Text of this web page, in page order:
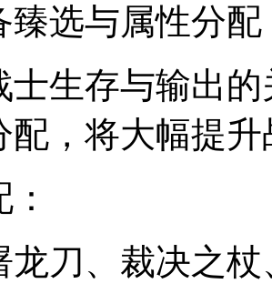
臻选与属性分配
士生存与输出
配，将大幅提
龙刀、裁决之